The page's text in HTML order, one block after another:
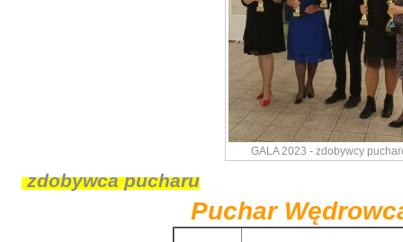
GALA 2023 - zdobywcy
zdobywca pucharu
Puchar